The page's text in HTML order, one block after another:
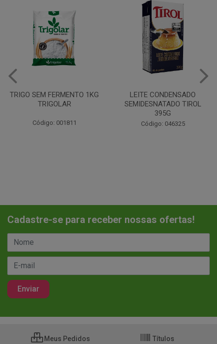
LEITE CONDENSADO
SEMIDESNATADO TIROL
Código: 046325
CHANTILINHO EM PO 400G
MIX
Código: 037442
Cadastre-se para receber nossas ofertas!
Meus Pedidos Títulos